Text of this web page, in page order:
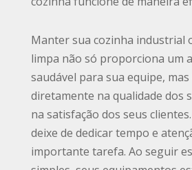
Manter sua cozinha industrial
limpa não só proporciona um
saudável para sua equipe,
diretamente na qualidade dos
na satisfação dos seus
deixe de dedicar tempo e
importante tarefa. Ao seguir